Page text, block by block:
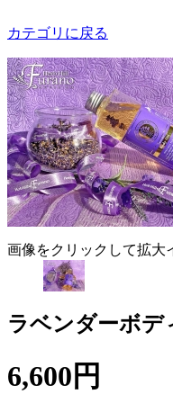
カテゴリに戻る
画像をクリックして拡大
ラベンダーボデ
6,600円